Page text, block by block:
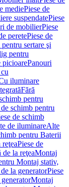
mediePiese de
suspendatePiese
de mobilierPiese
peretePiese de
sertare şi
pentru
picioarePanouri
iluminare
Fără
pentru
schimb pentru
de schimb
de iluminareAlte
pentru Baterii
Piese de
la reţeaMontaj
Montaj stativ,
la generatorPiese
Montaj